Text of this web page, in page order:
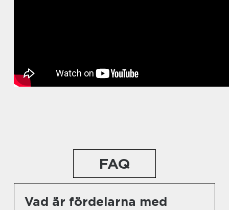
FAQ
Vad är fördelarna med